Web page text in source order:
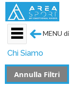
MENU
Chi Siamo
Annulla Filtri